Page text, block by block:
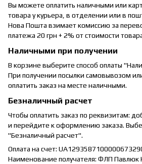
Вы можете оплатить наличными или
товара у курьера, в отделении или в
Нова Пошта взимает комиссию за
платежа 20 грн + 2% от стоимости
Наличными при получении
В корзине выберите способ оплаты
При получении посылки самовывозом
оплатить заказ на месте наличными.
Безналичный расчет
Чтобы оплатить заказ по реквизитам:
и перейдите к оформлению заказа.
"Безналичный расчет".
Оплата на счет:
Наименование получателя: ФЛП Павлюк